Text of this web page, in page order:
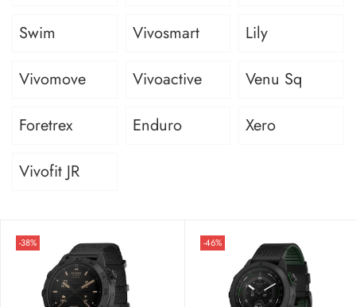
Swim
Vivosmart
Lily
Vivomove
Vivoactive
Venu Sq
Foretrex
Enduro
Xero
Vivofit JR
-38% -46%